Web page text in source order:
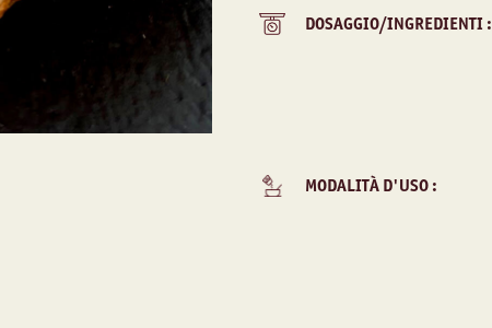
DOSAGGIO/INGREDIENTI :
MODALITÀ D'USO :